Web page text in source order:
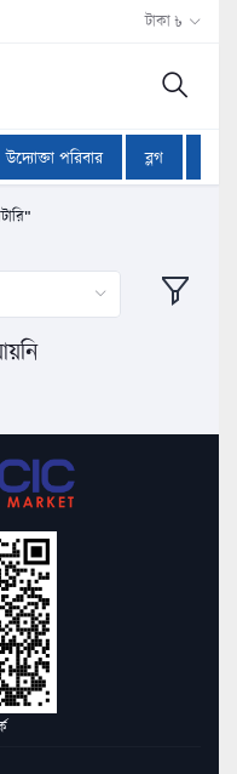
টাকা ৳
উদ্যোক্তা পরিবার ব্লগ